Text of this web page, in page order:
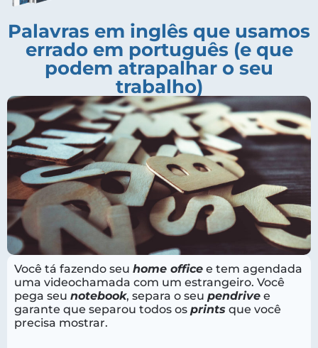
Palavras em inglês que usamos
errado em português (e que
podem atrapalhar o seu
trabalho)
Você tá fazendo seu home office e tem agendada
uma videochamada com um estrangeiro. Você
pega seu notebook, separa o seu pendrive e
garante que separou todos os prints que você
precisa mostrar.